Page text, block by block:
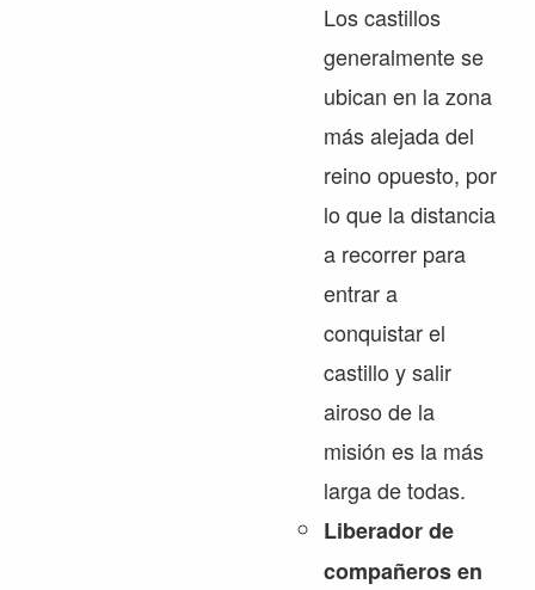
Los castillos
generalmente se
ubican en la zona
más alejada del
reino opuesto, por
lo que la distancia
a recorrer para
entrar a
conquistar el
castillo y salir
airoso de la
misión es la más
larga de todas.
Liberador de
compañeros en